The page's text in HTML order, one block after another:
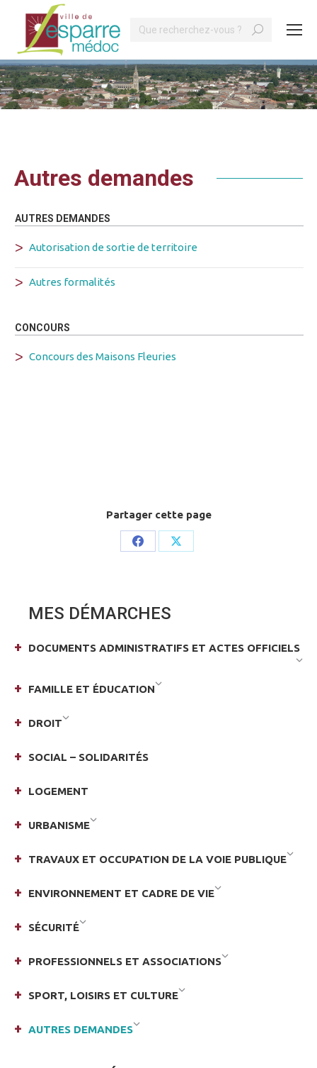
Search:
Vous êtes ici :
Autres demandes
AUTRES DEMANDES
Autorisation de sortie de territoire
Autres formalités
CONCOURS
Concours des Maisons Fleuries
Partager cette page
Share
Share
MES DÉMARCHES
DOCUMENTS ADMINISTRATIFS ET ACTES OFFICIELS
FAMILLE ET ÉDUCATION
DROIT
SOCIAL – SOLIDARITÉS
LOGEMENT
URBANISME
TRAVAUX ET OCCUPATION DE LA VOIE PUBLIQUE
ENVIRONNEMENT ET CADRE DE VIE
SÉCURITÉ
PROFESSIONNELS ET ASSOCIATIONS
SPORT, LOISIRS ET CULTURE
AUTRES DEMANDES